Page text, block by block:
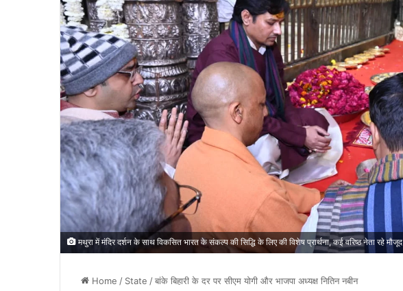
मथुरा में मंदिर दर्शन के साथ विकसित भारत के संकल्प की सिद्धि के लिए की विशेष प्रार्थना, कई वरिष्ठ नेता रहे मौजूद
Home / State /बांके बिहारी के दर पर सीएम योगी और भाजपा अध्यक्ष नितिन नबीन